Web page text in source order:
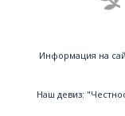
Информация на
Наш девиз: